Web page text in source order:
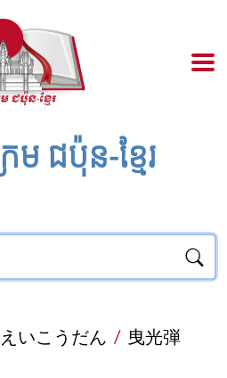
えいこうだん / 曳光弾